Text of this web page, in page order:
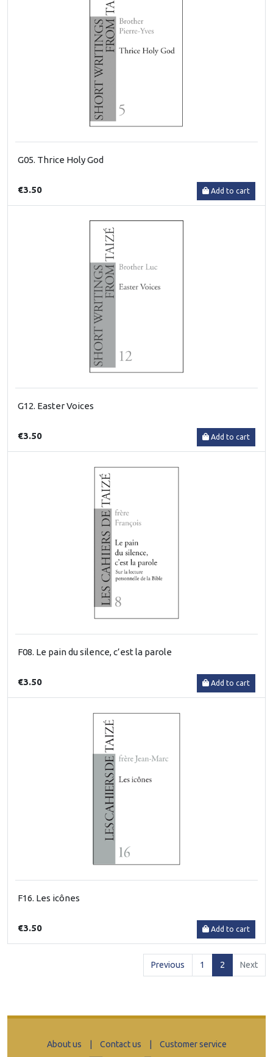
G05. Thrice Holy God
€3.50 Add to cart
G12. Easter Voices
€3.50 Add to cart
F08. Le pain du silence, c’est la parole
€3.50 Add to cart
F16. Les icônes
€3.50 Add to cart
Previous 1 2 (current)
Next
About us Contact us Customer service